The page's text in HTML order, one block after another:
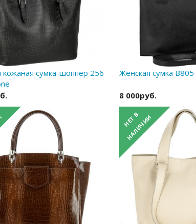
кожаная сумка-шоппер 256
Женская сумка B805
8 000руб.